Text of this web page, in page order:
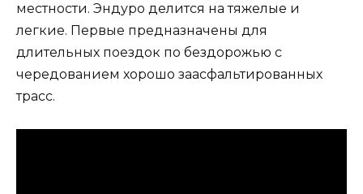
местности. Эндуро делится на тяжелые и
легкие. Первые предназначены для
длительных поездок по бездорожью с
чередованием хорошо заасфальтированных
трасс.